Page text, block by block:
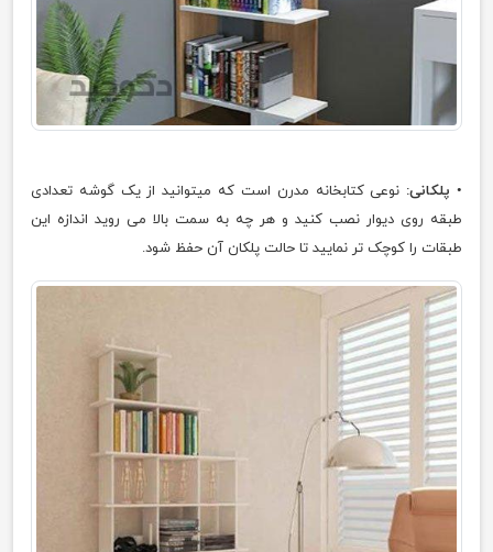
• پلکانی: نوعی کتابخانه مدرن است که میتوانید از یک گوشه تعدادی
طبقه روی دیوار نصب کنید و هر چه به سمت بالا می روید اندازه این
طبقات را کوچک تر نمایید تا حالت پلکان آن حفظ شود.